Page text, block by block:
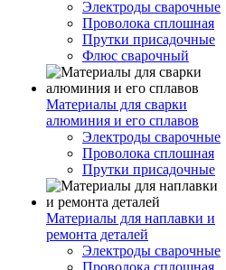
Электроды сварочные
Проволока сплошная
Прутки присадочные
Флюс сварочный
Материалы для сварки
алюминия и его сплавов
Электроды сварочные
Проволока сплошная
Прутки присадочные
Материалы для наплавки и
ремонта деталей
Электроды сварочные
Проволока сплошная